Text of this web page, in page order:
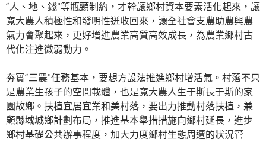
“人、地、錢”等瓶頸制約，才幹讓鄉村資本要素活化起來，讓
寬大農人積極性和發明性迸收回來，讓全社會支農助農興農
氣力會聚起來，更好增進農業高質高效成長，為農業鄉村古
代化注進微弱動力。
夯實“三農”任務基本，要想方設法推進鄉村增活氣。村落不只
是農業生孩子的空間載體，也是寬大農人生于斯長于斯的家
園故鄉。扶植宜居宜業和美村落，要出力推動村落扶植，兼
顧縣域城鄉計劃布局，推進基本舉措措施向鄉村延長，進步
鄉村基礎公共辦事程度，加大力度鄉村生態周遭的狀況管